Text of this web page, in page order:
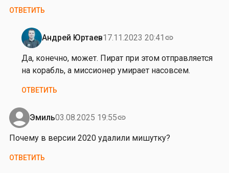
з
г
р
о
к
в
…
от
Анна
Планида
ОТВЕТИТЬ
Андрей Юртаев17.11.2023 20:41 link
Ответ
на
П
д
с
к
а
ж
и
Да, конечно, может. Пират при этом отправляется
на корабль, а миссионер умирает насовсем.
ОТВЕТИТЬ
Эмиль03.08.2025 19:55link
Почему в версии 2020 удалили мишутку?
ОТВЕТИТЬ